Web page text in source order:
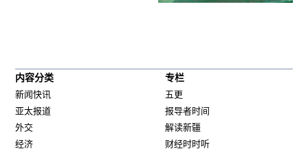
内容分类
新闻快讯
亚太报道
外交
经济
专栏
五更
报导者时间
解读新疆
财经时时听